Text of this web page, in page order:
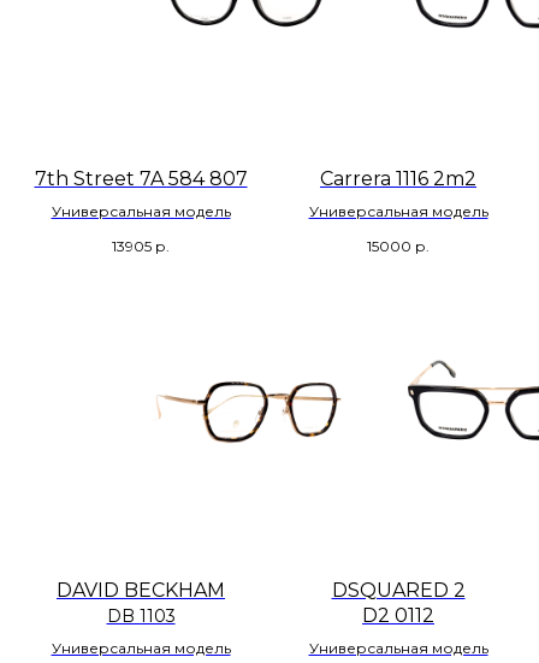
7th Street 7A 584 807
Универсальная модель
13905 р.
Carrera 1116 2m2
Универсальная модель
15000 р.
DAVID BECKHAM
DB 1103
Универсальная модель
DSQUARED 2
D2 0112
Универсальная модель